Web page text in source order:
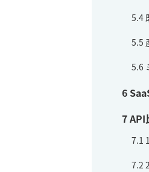
5.4
5.5
5.6
6
7API
7.1
7.2